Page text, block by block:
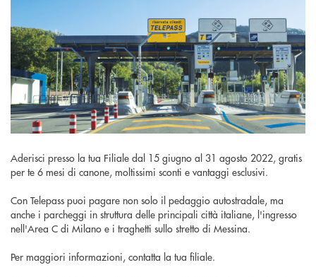
Aderisci presso la tua Filiale dal 15 giugno al 31 agosto 2022, gratis
per te 6 mesi di canone, moltissimi sconti e vantaggi esclusivi.
Con Telepass puoi pagare non solo il pedaggio autostradale, ma
anche i parcheggi in struttura delle principali città italiane, l'ingresso
nell'Area C di Milano e i traghetti sullo stretto di Messina.
Per maggiori informazioni, contatta la tua filiale.